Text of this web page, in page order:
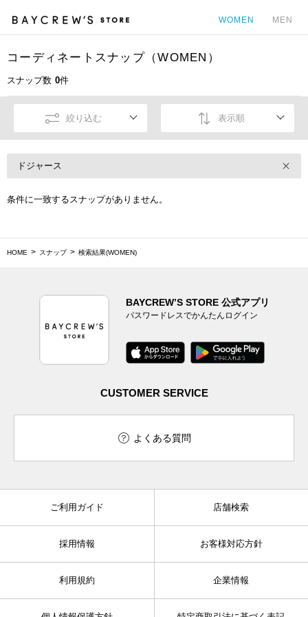
WOMEN MEN
コーディネートスナップ（WOMEN）
スナップ数 0件
絞り込む 表示順
ドジャース
条件に一致するスナップがありません。
HOME スナップ 検索結果(WOMEN)
BAYCREW’S STORE 公式アプリ
パスワードレスでかんたんログイン
CUSTOMER SERVICE
よくある質問
ご利用ガイド 店舗検索
採用情報 お客様対応方針
利用規約 企業情報